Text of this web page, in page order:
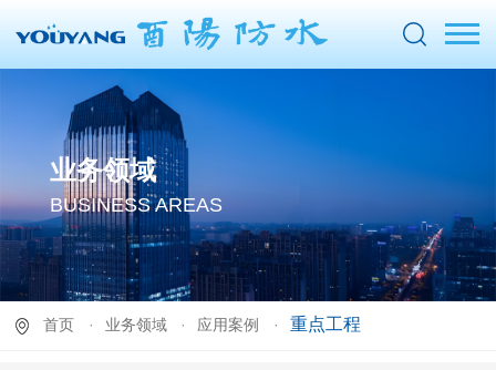
业务领域
BUSINESS AREAS
首页 业务领域 应用案例 重点工程